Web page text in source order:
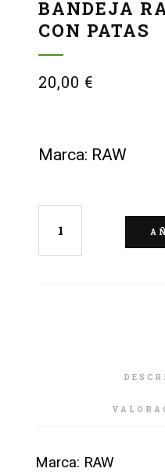
BANDEJA
CON PATAS
20,00 €
Marca: RAW
Marca: RAW